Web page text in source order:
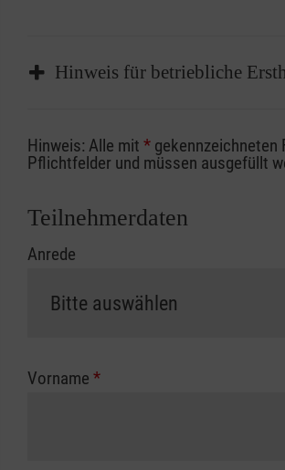
Hinweis für betriebliche
Sofern Sie ein
Ihrer Berufsgenossenschaft /
Abrechnungsunterlagen
erfolgt eine Abrechnung der vollen
Die notwendigen Formulare für
zuständigen
Hinweis: Alle mit * gekennzeichneten
Pflichtfelder und müssen ausgefüllt
Teilnehmerdaten
Anrede
Vorname *